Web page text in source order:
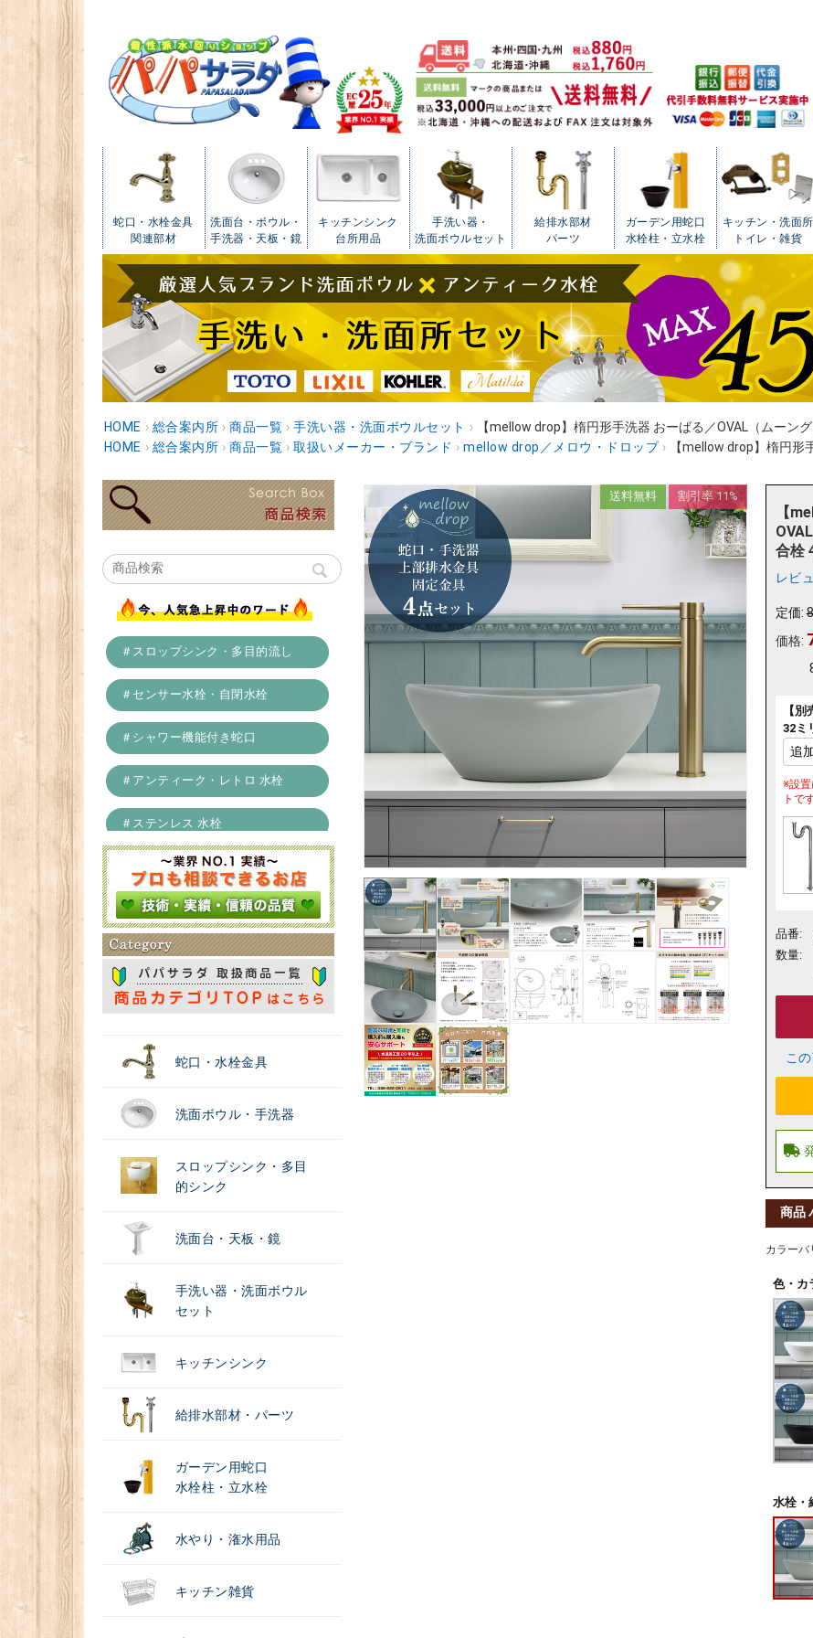
蛇口・水栓金具
関連部材
洗面台・ボウル・
手洗器・天板・鏡
キッチンシンク
台所用品
手洗い器・
洗面ボウルセット
給排水部材
パーツ
ガーデン用蛇口
水栓柱・立水栓
キッチン・洗面所
トイレ・雑貨
HOME › 総合案内所 › 商品一覧 › 手洗い器・洗面ボウルセット ›
【mellow drop】楕円形手洗器 おーばる／OVAL（ムーング
HOME › 総合案内所 › 商品一覧 › 取扱いメーカー・ブランド › mellow drop／メロウ・ドロップ › 【mellow drop】楕円形
＃スロップシンク・多目的流し
＃センサー水栓・自閉水栓
＃シャワー機能付き蛇口
＃アンティーク・レトロ 水栓
＃ステンレス 水栓
＃浄水器
蛇口・水栓金具
洗面ボウル・手洗器
スロップシンク・多目
的シンク
洗面台・天板・鏡
手洗い器・洗面ボウル
セット
キッチンシンク
給排水部材・パーツ
ガーデン用蛇口
水栓柱・立水栓
水やり・潅水用品
キッチン雑貨
送料無料 割引率 11%
【
合栓
レビ
定価:
価格:
【
32ミ
※設
トで
品番:
数量:
こ
商品
カラーバ
色・カ
水栓・